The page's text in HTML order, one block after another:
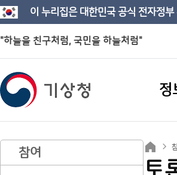
이 누리집은 대한민국 공식 전자정부
"하늘을 친구처럼, 국민을 하늘처럼"
정
참여